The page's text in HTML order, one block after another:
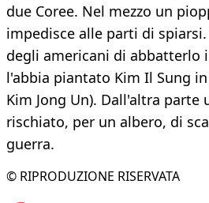
due Coree. Nel mezzo un
impedisce alle parti di
degli americani di abbatterlo
l'abbia piantato Kim Il Sung
Kim Jong Un). Dall'altra parte
rischiato, per un albero, di
guerra.
© RIPRODUZIONE RISERVATA